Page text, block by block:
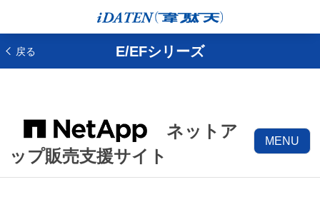
戻る E/EFシリーズ
ネットア
ップ販売支援サイト
MENU